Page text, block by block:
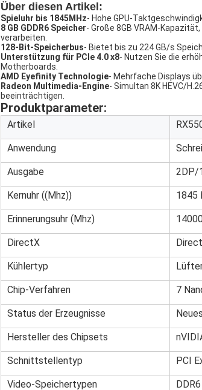
Über diesen Artikel:
Spieluhr bis 1845MHz- Hohe GPU-
8 GB GDDR6 Speicher- Große 8GB VRAM-
verarbeiten.
128-Bit-Speicherbus- Bietet bis zu 224 GB/s
Unterstützung für PCIe 4.0 x8- Nutzen Sie die
Motherboards.
AMD Eyefinity Technologie- Mehrfache Displays
Radeon Multimedia-Engine- Simultan 8K HEVC/
beeinträchtigen.
Produktparameter:
Artikel
Anwendung
Ausgabe 2DP/
Kernuhr ((Mhz)) 1845
Erinnerungsuhr (Mhz)
DirectX
Kühlertyp
Chip-Verfahren 7
Status der Erzeugnisse Neues
Hersteller des Chipsets
Schnittstellentyp PCI
Video-Speichertypen DDR6